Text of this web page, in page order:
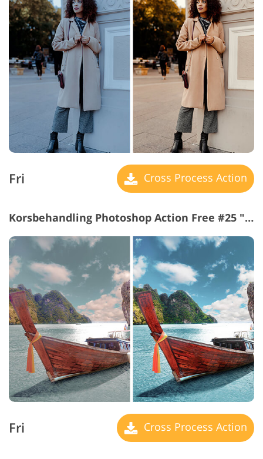
Fri Cross Process Action
Korsbehandling Photoshop Action Free #25 "Colorful"
Fri Cross Process Action